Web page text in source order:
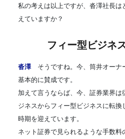
私の考えは以上ですが、沓澤社長は
えていますか？
フィー型ビジネ
沓澤そうですね。今、筒井オーナ
基本的に賛成です。
加えて言うならば、今、証券業界
ジネスからフィー型ビジネスに転
時期を迎えています。
ネット証券で見られるような手数料